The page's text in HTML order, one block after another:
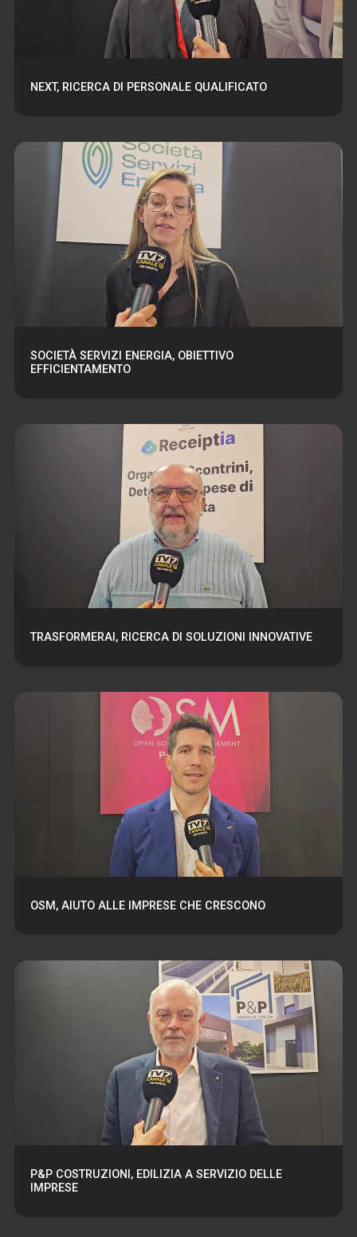
NEXT, RICERCA DI PERSONALE QUALIFICATO
SOCIETÀ SERVIZI ENERGIA, OBIETTIVO
EFFICIENTAMENTO
TRASFORMERAI, RICERCA DI SOLUZIONI INNOVATIVE
OSM, AIUTO ALLE IMPRESE CHE CRESCONO
P&P COSTRUZIONI, EDILIZIA A SERVIZIO DELLE
IMPRESE